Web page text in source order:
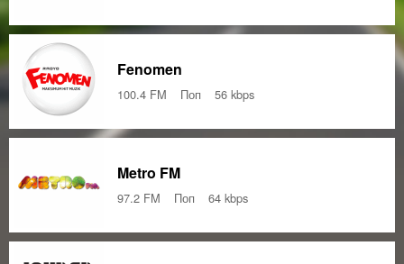
Fenomen
100.4 FM Поп 56 kbps
Metro FM
97.2 FM Поп 64 kbps